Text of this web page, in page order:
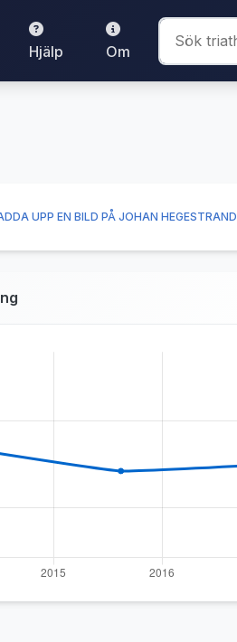
Hjälp Om
UPP EN BILD PÅ JOHAN HEGESTRAND